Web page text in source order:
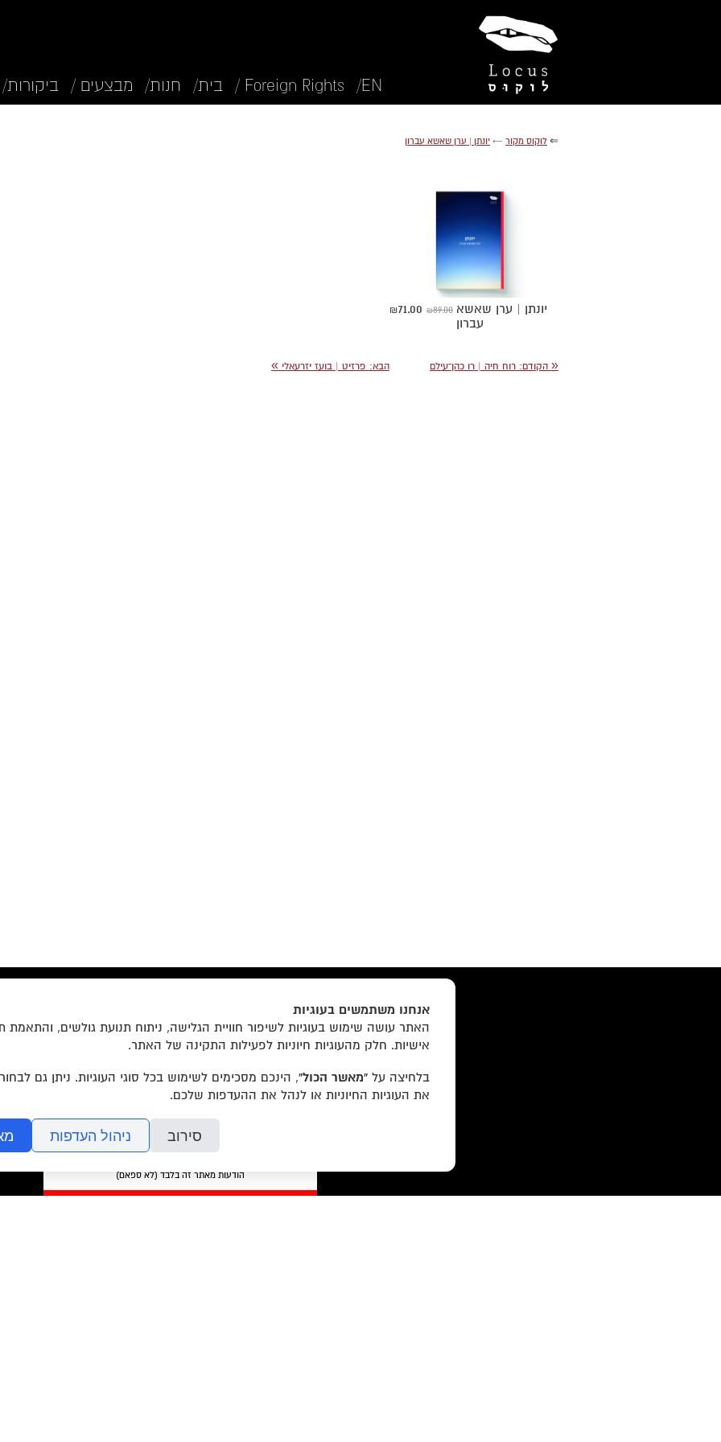
EN/
Foreign Rights / בית/ חנות/ מבצעים / ביקורות/
⇐ לוקוס מקור ← יונתן | ערן שאשא עברון
₪89.00
₪71.00
יונתן | ערן שאשא
עברון
« הקודם: רוח חיה | רו כהן־עילם הבא: פרזיט | בועז יזרעאלי »
הודעות מאתר זה בלבד (לא ספאם)
אנחנו משתמשים בעוגיות
האתר עושה שימוש בעוגיות לשיפור חוויית הגלישה, ניתוח תנועת גולשים, והתאמת
אישיות. חלק מהעוגיות חיוניות לפעילות התקינה של האתר.
בלחיצה על “מאשר הכול”, הינכם מסכימים לשימוש בכל סוגי העוגיות. ניתן גם
את העוגיות החיוניות או לנהל את ההעדפות שלכם.
סירוב ניהול העדפות